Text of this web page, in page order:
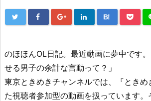
B!
のほほんOL日記。最近動画に夢中です
せる男子の余計な言動って？」
東京ときめきチャンネルでは、『ときめ
た視聴者参加型の動画を扱っています